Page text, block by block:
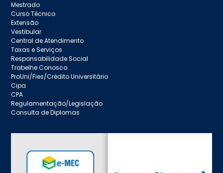
Mestrado
Curso Técnico
Extensão
Vestibular
Central de Atendimento
Taxas e Serviços
Responsabilidade Social
Trabelhe Conosco
ProUni/Fies/Crédito Universitário
Cipa
CPA
Regulamentação/Legislação
Consulta de Diplomas